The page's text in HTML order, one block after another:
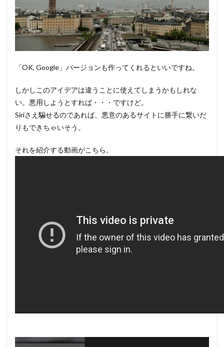
「OK, Google」バージョンも作ってくれるといいですね。
しかしこのアイデアは違うことに使えてしまうかもしれな
い。悪用しようとすれば・・・ですけど。
Siriさえ騙せるのであれば、悪意のあるサイトに勝手に繋いだ
りもできちゃいそう。
それを紹介する動画がこちら。